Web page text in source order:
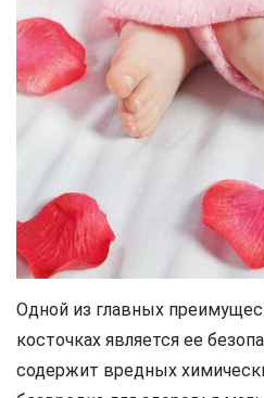
Одной из главных
косточках является ее
содержит вредных